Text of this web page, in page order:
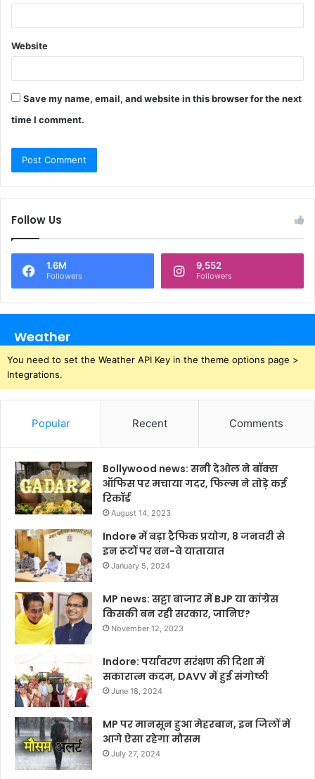
Website
Save my name, email, and website in this browser for the next
time I comment.
Follow Us
1.6M
Followers
9,552
Followers
Weather
You need to set the Weather API Key in the theme options page >
Integrations.
Popular Recent Comments
Bollywood news: सनी देओल ने बॉक्स
ऑफिस पर मचाया गदर, फिल्म ने तोड़े कई
रिकॉर्ड
August 14, 2023
Indore में बड़ा ट्रैफिक प्रयोग, 8 जनवरी से
इन रूटों पर वन-वे यातायात
January 5, 2024
MP news: सट्टा बाजार में BJP या कांग्रेस
किसकी बन रही सरकार, जानिए?
November 12, 2023
Indore: पर्यावरण सरंक्षण की दिशा में
सकारात्म कदम, DAVV में हुई संगोष्ठी
June 18, 2024
MP पर मानसून हुआ मेहरबान, इन जिलों में
आगे ऐसा रहेगा मौसम
July 27, 2024